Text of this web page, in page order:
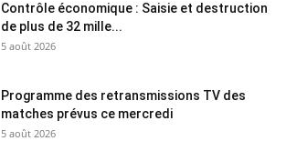
Contrôle économique : Saisie et destruction
de plus de 32 mille...
5 août 2026
Programme des retransmissions TV des
matches prévus ce mercredi
5 août 2026